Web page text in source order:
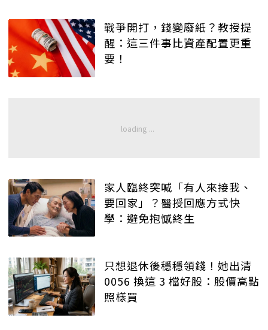
戰爭開打，錢變廢紙？教授提
醒：這三件事比資產配置更重
要！
家人臨終突喊「有人來接我、
要回家」？醫授回應方式快
學：避免抱憾終生
只想退休後穩穩領錢！她出清
0056 換這 3 檔好股：股價高點
照樣買